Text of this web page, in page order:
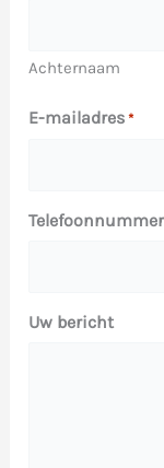
Achternaam
E-mailadres *
Telefoonnummer
Uw bericht